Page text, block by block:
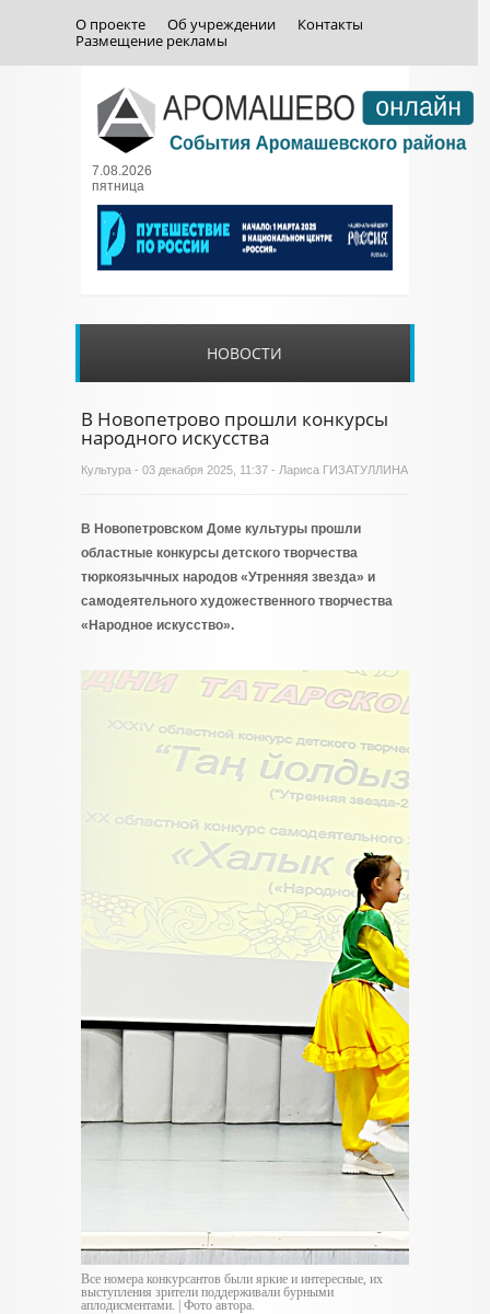
О проекте Об учреждении
Контакты
Размещение рекламы
7.08.2026
пятница
НОВОСТИ
В Новопетрово прошли конкурсы
народного искусства
Культура - 03 декабря 2025, 11:37 - Лариса ГИЗАТУЛЛИНА
В Новопетровском Доме культуры прошли
областные конкурсы детского творчества
тюркоязычных народов «Утренняя звезда» и
самодеятельного художественного творчества
«Народное искусство».
Все номера конкурсантов были яркие и интересные, их
выступления зрители поддерживали бурными
аплодисментами. | Фото автора.